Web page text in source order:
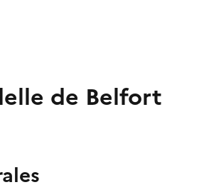
de Belfort